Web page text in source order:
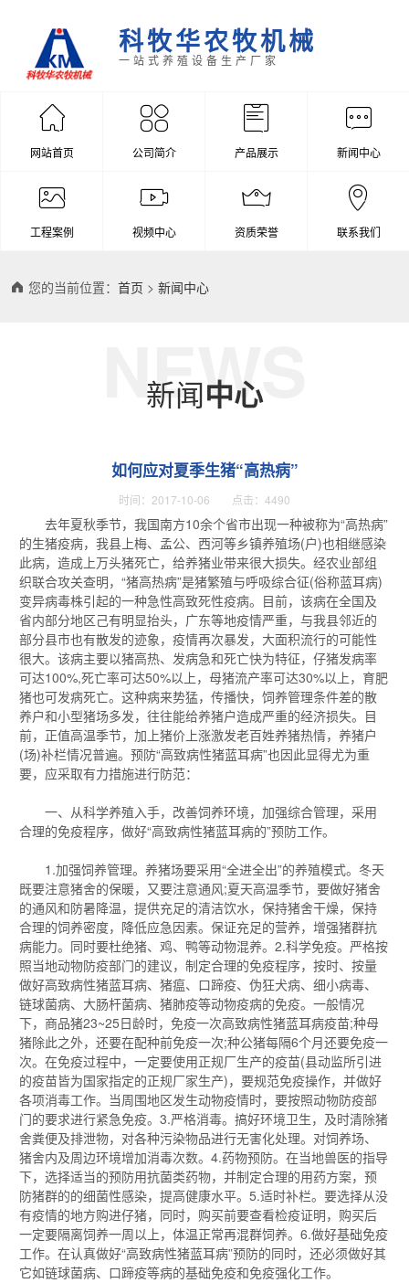
科牧华农牧机械
一站式养殖设备生产厂家
网站首页 公司简介 产品展示 新闻中心
工程案例 视频中心 资质荣誉 联系我们
您的当前位置：首页 >新闻中心
新闻中心
NEWS
如何应对夏季生猪“高热病”
时间：2017-10-06 点击：4490
去年夏秋季节，我国南方10余个省市出现一种被称为“高热病”
的生猪疫病，我县上梅、孟公、西河等乡镇养殖场(户)也相继感染
此病，造成上万头猪死亡，给养猪业带来很大损失。经农业部组
织联合攻关查明，“猪高热病”是猪繁殖与呼吸综合征(俗称蓝耳病)
变异病毒株引起的一种急性高致死性疫病。目前，该病在全国及
省内部分地区己有明显抬头，广东等地疫情严重，与我县邻近的
部分县市也有散发的迹象，疫情再次暴发，大面积流行的可能性
很大。该病主要以猪高热、发病急和死亡快为特征，仔猪发病率
可达100%,死亡率可达50%以上，母猪流产率可达30%以上，育肥
猪也可发病死亡。这种病来势猛，传播快，饲养管理条件差的散
养户和小型猪场多发，往往能给养猪户造成严重的经济损失。目
前，正值高温季节，加上猪价上涨激发老百姓养猪热情，养猪户
(场)补栏情况普遍。预防“高致病性猪蓝耳病”也因此显得尤为重
要，应采取有力措施进行防范：
一、从科学养殖入手，改善饲养环境，加强综合管理，采用
合理的免疫程序，做好“高致病性猪蓝耳病的”预防工作。
1.加强饲养管理。养猪场要采用“全进全出”的养殖模式。冬天
既要注意猪舍的保暖，又要注意通风;夏天高温季节，要做好猪舍
的通风和防暑降温，提供充足的清洁饮水，保持猪舍干燥，保持
合理的饲养密度，降低应急因素。保证充足的营养，增强猪群抗
病能力。同时要杜绝猪、鸡、鸭等动物混养。2.科学免疫。严格按
照当地动物防疫部门的建议，制定合理的免疫程序，按时、按量
做好高致病性猪蓝耳病、猪瘟、口蹄疫、伪狂犬病、细小病毒、
链球菌病、大肠杆菌病、猪肺疫等动物疫病的免疫。一般情况
下，商品猪23~25日龄时，免疫一次高致病性猪蓝耳病疫苗;种母
猪除此之外，还要在配种前免疫一次;种公猪每隔6个月还要免疫一
次。在免疫过程中，一定要使用正规厂生产的疫苗(县动监所引进
的疫苗皆为国家指定的正规厂家生产)，要规范免疫操作，并做好
各项消毒工作。当周围地区发生动物疫情时，要按照动物防疫部
门的要求进行紧急免疫。3.严格消毒。搞好环境卫生，及时清除猪
舍粪便及排泄物，对各种污染物品进行无害化处理。对饲养场、
猪舍内及周边环境增加消毒次数。4.药物预防。在当地兽医的指导
下，选择适当的预防用抗菌类药物，并制定合理的用药方案，预
防猪群的的细菌性感染，提高健康水平。5.适时补栏。要选择从没
有疫情的地方购进仔猪，同时，购买前要查看检疫证明，购买后
一定要隔离饲养一周以上，体温正常再混群饲养。6.做好基础免疫
工作。在认真做好“高致病性猪蓝耳病”预防的同时，还必须做好其
它如链球菌病、口蹄疫等病的基础免疫和免疫强化工作。